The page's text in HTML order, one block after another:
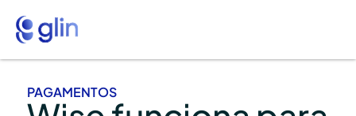
PAGAMENTOS